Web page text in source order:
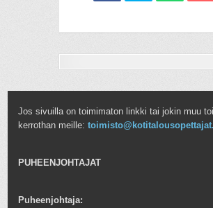
Jos sivuilla on toimimaton linkki tai jokin muu
kerrothan meille:
PUHEENJOHTAJAT
Puheenjohtaja: